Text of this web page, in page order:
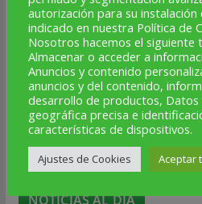
ALTA
SÍGUENOS
Facebook InstagramTelegramX
★
NOTICIAS AL DÍA
autorización para su
indicado en nuestra Política de
Nosotros hacemos el
Almacenar o acceder a
Anuncios y contenido
anuncios y del contenido,
desarrollo de productos, Datos
geográfica precisa e
características de dispositivos.
Ajustes de Cookies Aceptar